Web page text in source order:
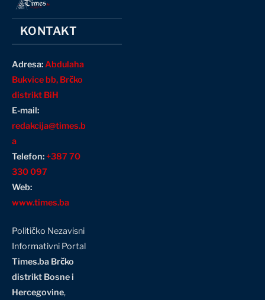
KONTAKT
Adresa:Abdulaha
Bukvice bb, Brčko
distrikt BiH
E-mail:
redakcija@times.b
a
Telefon:+387 70
330 097
Web:
www.times.ba
Političko Nezavisni
Informativni Portal
Times.ba Brčko
distrikt Bosne i
Hercegovine,